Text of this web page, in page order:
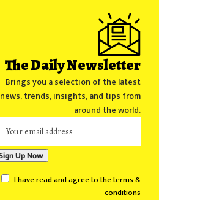
The Daily Newsletter
Brings you a selection of the latest
news, trends, insights, and tips from
around the world.
I have read and agree to the terms &
conditions